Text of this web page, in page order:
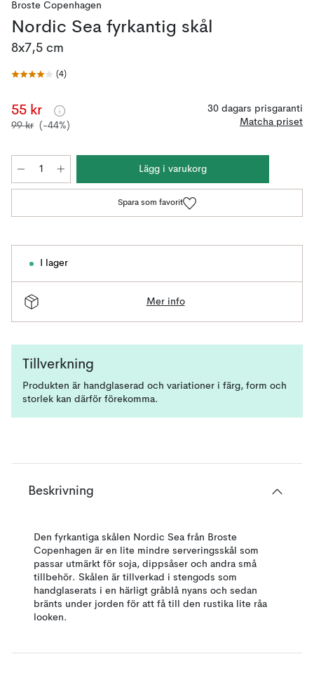
Broste Copenhagen
Nordic Sea fyrkantig skål
8x7,5 cm
(4)
55 kr
99 kr (-44%)
30 dagars prisgaranti
Matcha priset
Lägg i varukorg
Spara som favorit
I lager
Mer info
Tillverkning
Produkten är handglaserad och variationer i färg, form och
storlek kan därför förekomma.
Beskrivning
Den fyrkantiga skålen Nordic Sea från Broste
Copenhagen är en lite mindre serveringsskål som
passar utmärkt för soja, dippsåser och andra små
tillbehör. Skålen är tillverkad i stengods som
handglaserats i en härligt gråblå nyans och sedan
bränts under jorden för att få till den rustika lite råa
looken.